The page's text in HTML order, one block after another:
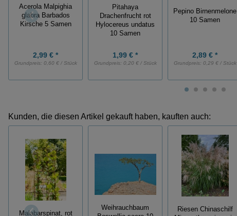
Acerola Malpighia
glabra Barbados
Kirsche 5 Samen
2,99 € *
Grundpreis: 0,60 € / Stück
Pitahaya
Drachenfrucht rot
Hylocereus undatus
10 Samen
1,99 € *
Grundpreis: 0,20 € / Stück
Pepino Birnenmelone
10 Samen
2,89 € *
Grundpreis: 0,29 € / Stück
Kunden, die diesen Artikel gekauft haben, kauften auch:
Malabarspinat, rot
Weihrauchbaum
Riesen Chinaschilf